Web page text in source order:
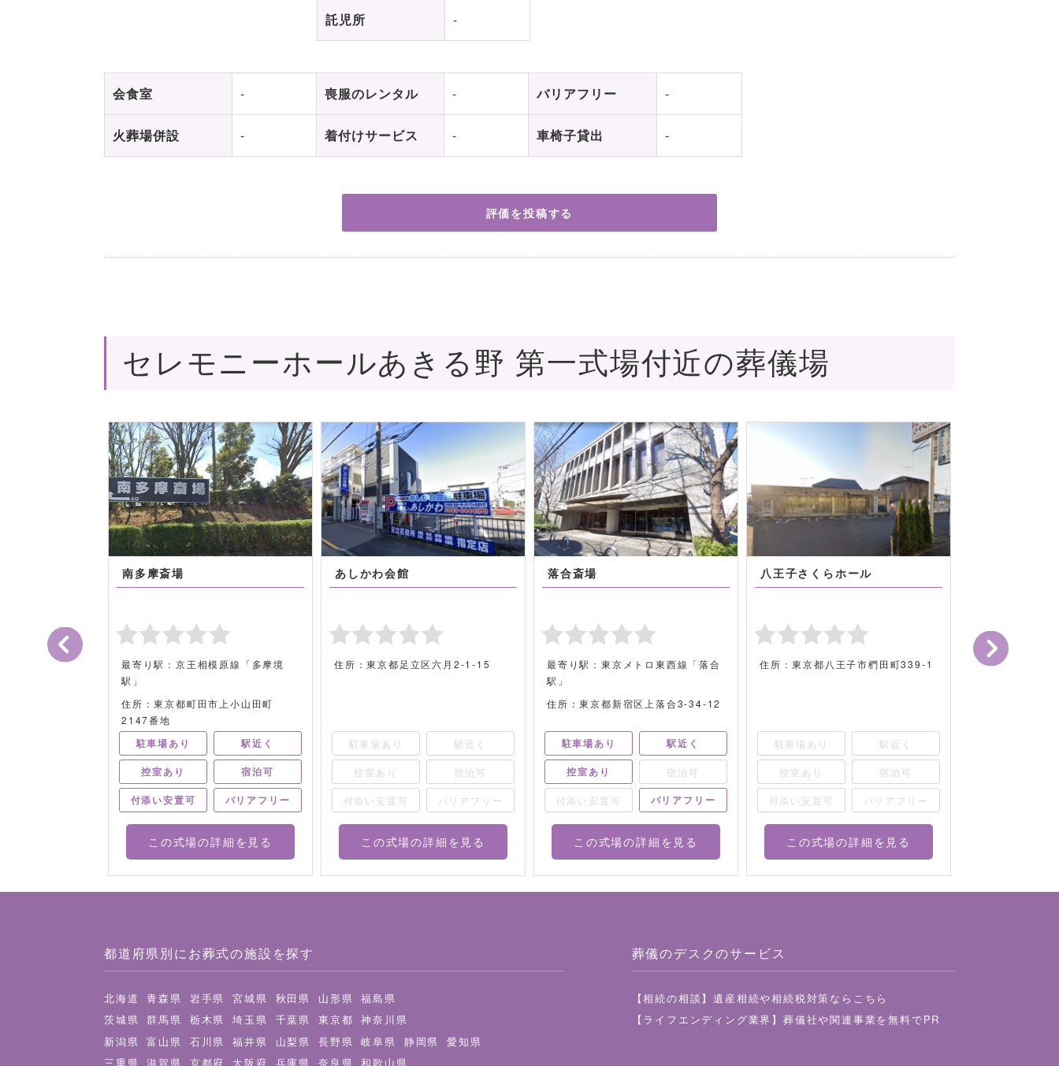
託児所 -
会食室 - 喪服のレンタル - バリアフリー -
火葬場併設 - 着付けサービス - 車椅子貸出 -
評価を投稿する
セレモニーホールあきる野 第一式場付近の葬儀場
区六月2-1-15
落合斎場
最寄り駅：東京メトロ東西線「落合
駅」
住所：東京都新宿区上落合3-34-12
駐車場あり
駅近く
控室あり
宿泊可
付添い安置可 バリアフリー
この式場の詳細を見る
八王子さくらホール
住所：東京都八王子市椚田町339-1
駐車場あり 駅近く
控室あり 宿泊可
付添い安置可 バリアフリー
この式場の詳細を見る
溜屋嘉正会館
住所：東京都足立区千住4丁目15番
8号
駐車場あり 駅近く
控室あり 宿泊可
付添い安置可 バリアフリー
この式場の詳細を見る
クオーレホール
住所：東京都立川市一番町1-41-11
駐車場あり 駅近く
控室あり 宿泊可
付添い安置可 バリアフリー
この式場の詳細を見る
住所：東京都
都道府県別にお葬式の施設を探す
北海道 青森県 岩手県 宮城県 秋田県 山形県
福島県
茨城県
群馬県 栃木県 埼玉県 千葉県 東京都
神奈川県
新潟県
富山県 石川県 福井県 山梨県 長野県 岐阜県 静岡県
愛知県
三重県
滋賀県 京都府 大阪府 兵庫県 奈良県 和歌山県
葬儀のデスクのサービス
【相続の相談】遺産相続や相続税対策ならこちら
【ライフエンディング業界】葬儀社や関連事業を無料でPR